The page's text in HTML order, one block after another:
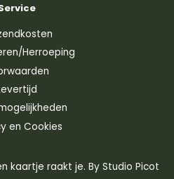
Herroeping
en Cookies
kaartje raakt je. By Studio Picot